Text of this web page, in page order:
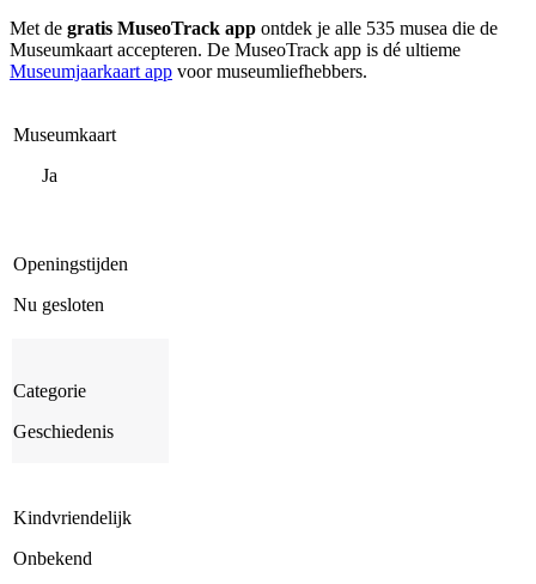
Met de gratis MuseoTrack app ontdek je alle 535 musea die de
Museumkaart accepteren. De MuseoTrack app is dé ultieme
Museumjaarkaart app voor museumliefhebbers.
Museumkaart
Ja
Openingstijden
Nu gesloten
Categorie
Geschiedenis
Kindvriendelijk
Onbekend